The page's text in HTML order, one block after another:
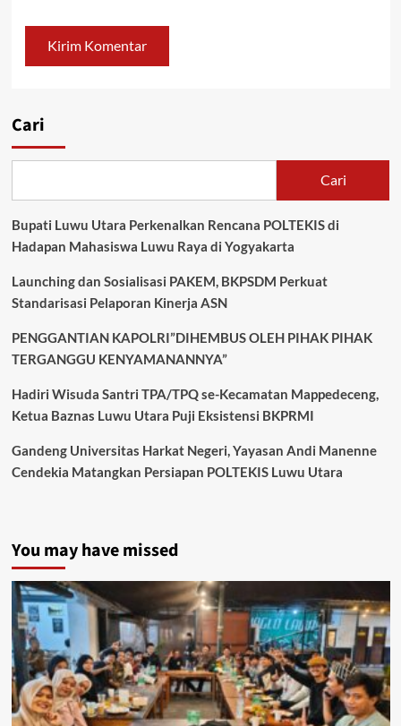
Cari
Cari
Bupati Luwu Utara Perkenalkan Rencana POLTEKIS di
Hadapan Mahasiswa Luwu Raya di Yogyakarta
Launching dan Sosialisasi PAKEM, BKPSDM Perkuat
Standarisasi Pelaporan Kinerja ASN
PENGGANTIAN KAPOLRI”DIHEMBUS OLEH PIHAK PIHAK
TERGANGGU KENYAMANANNYA”
Hadiri Wisuda Santri TPA/TPQ se-Kecamatan Mappedeceng,
Ketua Baznas Luwu Utara Puji Eksistensi BKPRMI
Gandeng Universitas Harkat Negeri, Yayasan Andi Manenne
Cendekia Matangkan Persiapan POLTEKIS Luwu Utara
You may have missed